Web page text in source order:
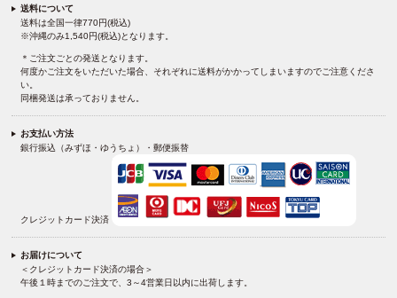
送料について
送料は全国一律770円(税込)
※沖縄のみ1,540円(税込)となります。
＊ご注文ごとの発送となります。
何度かご注文をいただいた場合、それぞれに送料がかかってしまいますのでご注意くださ
い。
同梱発送は承っておりません。
お支払い方法
銀行振込（みずほ・ゆうちょ）・郵便振替
クレジットカード決済
お届けについて
＜クレジットカード決済の場合＞
午後１時までのご注文で、3～4営業日以内に出荷します。